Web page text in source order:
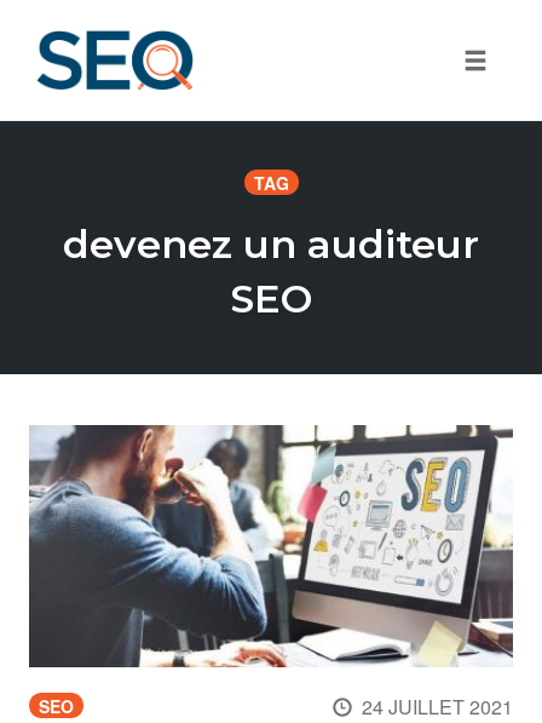
TAG
devenez un auditeur
SEO
SEO 24 JUILLET 2021